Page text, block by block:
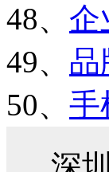
48、 企
49、 品
50、 手